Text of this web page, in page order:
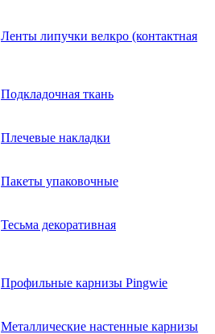
Ленты липучки велкро (контактная
Подкладочная ткань
Плечевые накладки
Пакеты упаковочные
Тесьма декоративная
Профильные карнизы Pingwie
Металлические настенные карнизы